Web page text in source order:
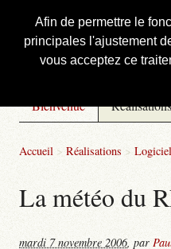
Afin de permettre le
principales l'ajustement
vous acceptez ce
Courbis, «
Bienvenue Réalisations
Accueil > Réalisations >
La météo du
mardi 7 novembre 2006, par